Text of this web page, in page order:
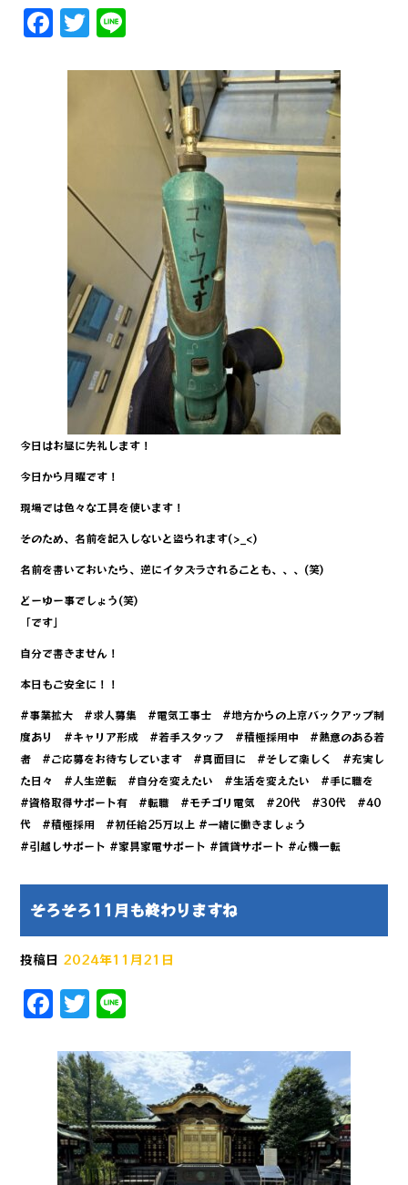
F
a
c
o
T
w
it e
今日はお昼に失礼します！
今日から月曜です！
現場では色々な工具を使います！
そのため、名前を記入しないと盗られます(>_<)
名前を書いておいたら、逆にイタズラされることも、、、(笑)
どーゆー事でしょう(笑)
「です」
自分で書きません！
本日もご安全に！！
#事業拡大 #求人募集 #電気工事士 #地方からの上京バックアップ制
度あり #キャリア形成 #若手スタッフ #積極採用中 #熱意のある若
者 #ご応募をお待ちしています #真面目に #そして楽しく #充実し
た日々 #人生逆転 #自分を変えたい #生活を変えたい #手に職を
#資格取得サポート有 #転職 #モチゴリ電気 #20代 #30代 #40
代 #積極採用 #初任給25万以上 #一緒に働きましょう
#引越しサポート #家具家電サポート #賃貸サポート #心機一転
そろそろ11月も終わりますね
投稿日 2024年11月21日
F
a
c
e
b
o
T
w
it
te
r
e